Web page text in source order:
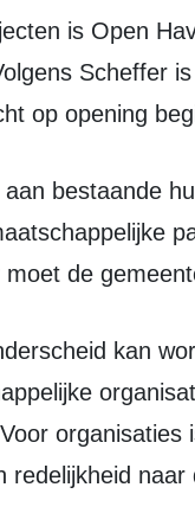
Scheffer
op opening
de
organisaties
naar